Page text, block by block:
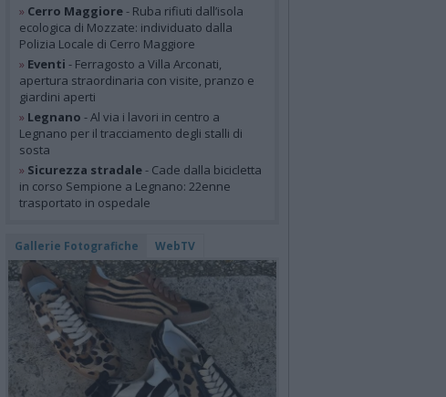
» Cerro Maggiore- Ruba rifiuti dall’isola
ecologica di Mozzate: individuato dalla
Polizia Locale di Cerro Maggiore
» Eventi - Ferragosto a Villa Arconati,
apertura straordinaria con visite, pranzo e
giardini aperti
» Legnano - Al via i lavori in centro a
Legnano per il tracciamento degli stalli di
sosta
» Sicurezza stradale- Cade dalla bicicletta
in corso Sempione a Legnano: 22enne
trasportato in ospedale
Gallerie Fotografiche WebTV